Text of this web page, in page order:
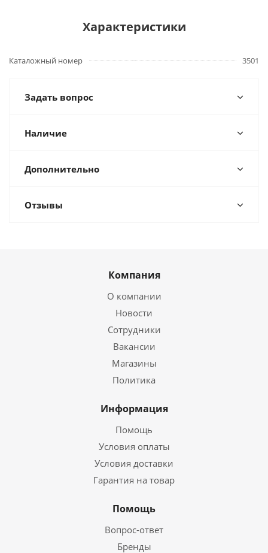
Характеристики
Каталожный номер 3501
Задать вопрос
Наличие
Дополнительно
Отзывы
Компания
О компании
Новости
Сотрудники
Вакансии
Магазины
Политика
Информация
Помощь
Условия оплаты
Условия доставки
Гарантия на товар
Помощь
Вопрос-ответ
Бренды